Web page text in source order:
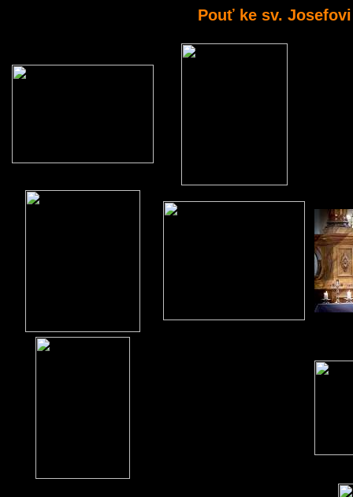
Pouť ke sv.